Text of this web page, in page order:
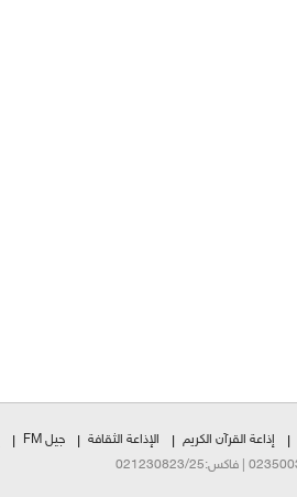
إذاعة القرآن الكريم الإذاعة الثقافة جيل FM